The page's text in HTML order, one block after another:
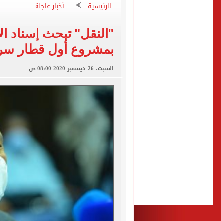
ضبط شخص انتحل صفة
ملك قورة تحتفل
النيابة تفجر مفاجأة
غلق كلي لطريق مصر أسوان
الرئيسية أخبار عاجلة
"النقل" تبحث إسناد
بمشروع أول قطار
السبت، 26 ديسمبر 2020 08:00 ص